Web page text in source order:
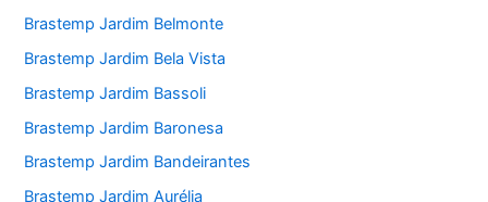
Brastemp Jardim Belmonte
Brastemp Jardim Bela Vista
Brastemp Jardim Bassoli
Brastemp Jardim Baronesa
Brastemp Jardim Bandeirantes
Brastemp Jardim Aurélia